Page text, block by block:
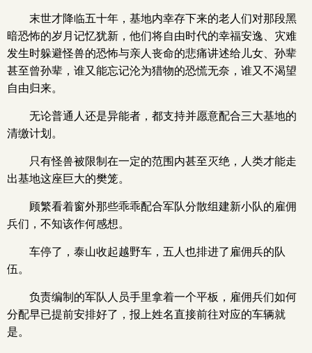
末世才降临五十年，基地内幸存下来的老人们对那段黑
暗恐怖的岁月记忆犹新，他们将自由时代的幸福安逸、灾难
发生时躲避怪兽的恐怖与亲人丧命的悲痛讲述给儿女、孙辈
甚至曾孙辈，谁又能忘记沦为猎物的恐慌无奈，谁又不渴望
自由归来。
无论普通人还是异能者，都支持并愿意配合三大基地的
清缴计划。
只有怪兽被限制在一定的范围内甚至灭绝，人类才能走
出基地这座巨大的樊笼。
顾繁看着窗外那些乖乖配合军队分散组建新小队的雇佣
兵们，不知该作何感想。
车停了，泰山收起越野车，五人也排进了雇佣兵的队
伍。
负责编制的军队人员手里拿着一个平板，雇佣兵们如何
分配早已提前安排好了，报上姓名直接前往对应的车辆就
是。